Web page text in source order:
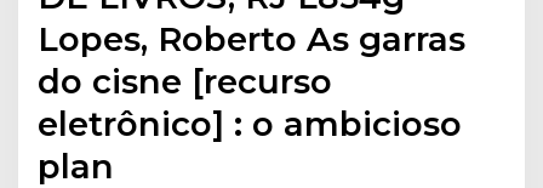
Lopes, Roberto As garras
do cisne [recurso
eletrônico] : o ambicioso
plan